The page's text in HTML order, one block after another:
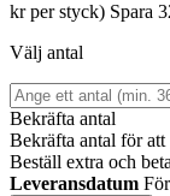
kr per styck) Spara
Välj antal
Bekräfta antal
Bekräfta antal för att
Beställ extra och
Leveransdatum